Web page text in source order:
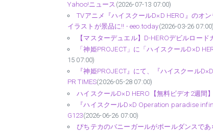
Yahoo!ニュース (2026-07-13 07:00)
TVアニメ『ハイスクールD×D HERO』のオ
イラストが景品に!! - eeo.today(2026-03-26 07:00)
【マスターデュエル】D-HEROデビルロー
「神姫PROJECT」に「ハイスクールD×D
15 07:00)
『神姫PROJECT』にて、『ハイスクール
PR TIMES(2026-05-28 07:00)
ハイスクールD×D HERO【無料ビデオ2週間
『ハイスクールD×D Operation paradise
G123(2026-06-26 07:00)
ぴちテカのバニーガールがポールダンスで